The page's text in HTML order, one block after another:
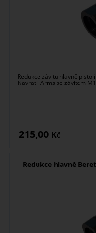
Redukce závitu hlavně
Navratil Arms se závitem
215,00 Kč
Redukce hlavně